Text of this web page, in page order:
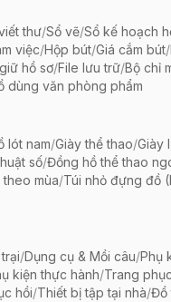
thư/Sổ vẽ/Sổ kế hoạch
việc/Hộp bút/Giá cắm bút/
hồ sơ/File lưu trữ/Bộ chỉ
dùng văn phòng phẩm
lót nam/Giày thể thao/Giày
số/Đồng hồ thể thao
theo mùa/Túi nhỏ đựng đồ
/Dụng cụ & Mồi câu/Phụ
kiện thực hành/Trang
hồi/Thiết bị tập tại nhà/Đồ